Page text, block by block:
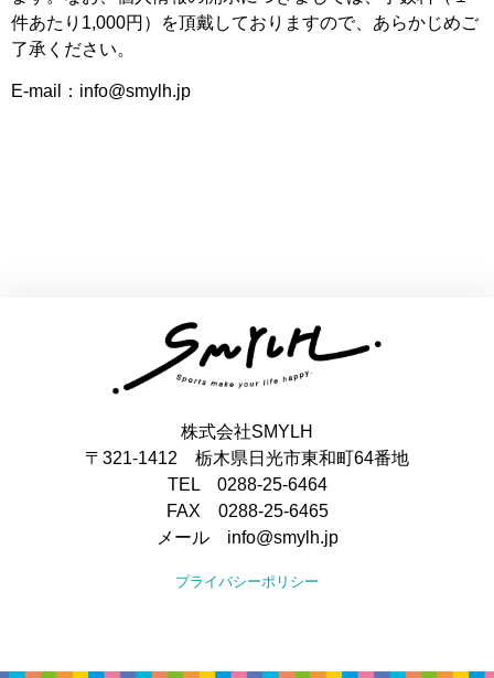
件あたり1,000円）を頂戴しておりますので、あらかじめご
了承ください。
E-mail：info@smylh.jp
株式会社SMYLH
〒321-1412 栃木県日光市東和町64番地
TEL 0288-25-6464
FAX 0288-25-6465
メール info@smylh.jp
プライバシーポリシー